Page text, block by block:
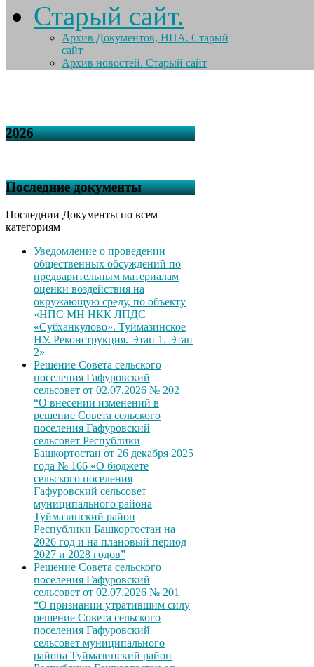
Старый сайт.
Архив Документов, НПА. Старый
сайт
Архив новостей. Старый сайт
2026
Последние документы
Последнии Документы по всем
категориям
Уведомление о проведении
общественных обсуждений по
предварительным материалам
оценки воздействия на
окружающую среду, по объекту
«НПС МН НКК ЛПДС
«Субханкулово». Туймазинское
НУ. Реконструкция. Этап 1. Этап
2»
Решение Совета сельского
поселения Гафуровский
сельсовет от 02.07.2026 № 202
“О внесении изменений в
решение Совета сельского
поселения Гафуровский
сельсовет Республики
Башкортостан от 26 декабря 2025
года № 166 «О бюджете
сельского поселения
Гафуровский сельсовет
муниципального района
Туймазинский район
Республики Башкортостан на
2026 год и на плановый период
2027 и 2028 годов”
Решение Совета сельского
поселения Гафуровский
сельсовет от 02.07.2026 № 201
“О признании утратившим силу
решение Совета сельского
поселения Гафуровский
сельсовет муниципального
района Туймазинский район